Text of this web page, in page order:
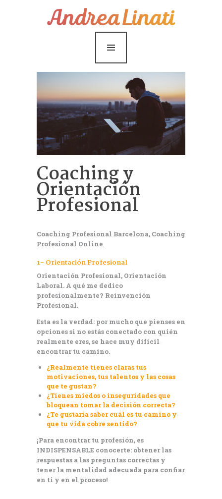
¿Cómo funciona?
Servicios
Coaching Gratis
Contáctame
Blog
Coaching y
Orientación
Profesional
Coaching Profesional Barcelona, Coaching
Profesional Online.
1- Orientación Profesional
Orientación Profesional, Orientación
Laboral. A qué me dedico
profesionalmente? Reinvención
Profesional.
Esta es la verdad: por mucho que pienses en
opciones si no estás conectado con quién
realmente eres, se hace muy difícil
encontrar tu camino.
¿Realmente tienes claras tus
motivaciones, tus talentos y las cosas
que te gustan?
¿Tienes miedos o inseguridades que
bloquean tomar la decisión correcta?
¿Te gustaría saber cuál es tu camino y
que tu vida cobre sentido?
¡Para encontrar tu profesión, es
INDISPENSABLE conocerte: obtener las
respuestas a las preguntas correctas y
tener la mentalidad adecuada para confiar
en ti y en el proceso!